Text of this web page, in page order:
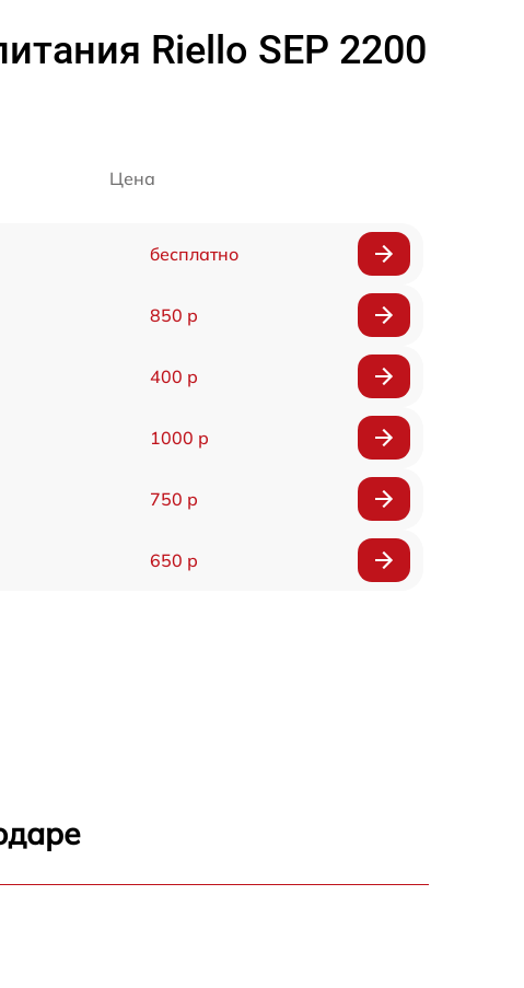
Riello SEP 2200
Цена
бесплатно
850 р
400 р
1000 р
750 р
650 р